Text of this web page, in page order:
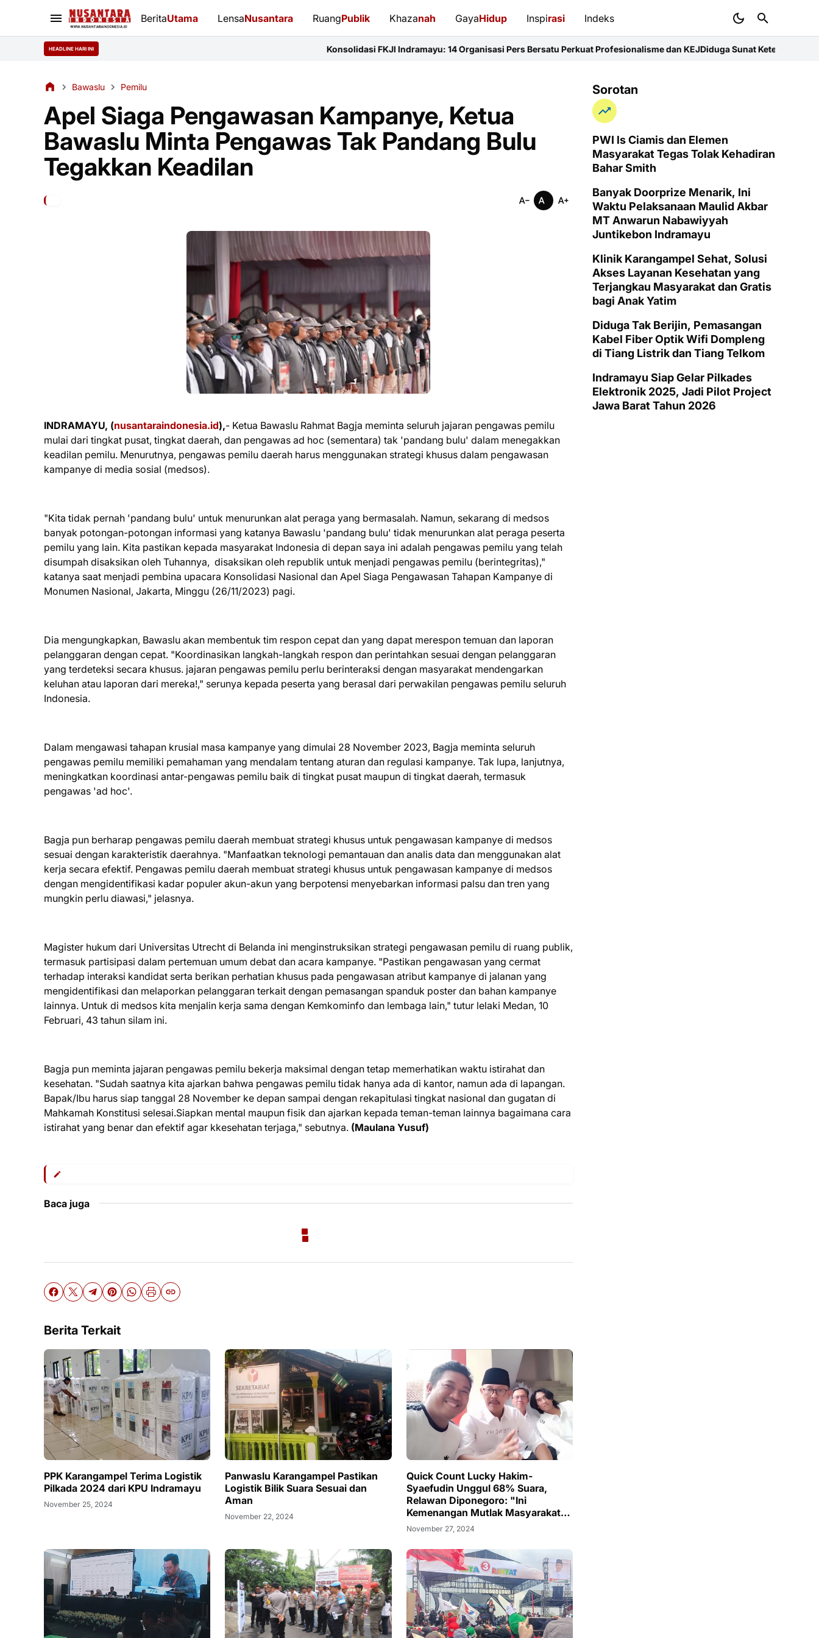
BeritaUtama LensaNusantara RuangPublik Khazanah GayaHidup Inspirasi Indeks
HEADLINE HARI INI Konsolidasi FKJI Indramayu: 14 Organisasi Pers Bersatu Perkuat Profesionalisme dan KEJDiduga Sunat Ketebalan Jalan di
Bawaslu Pemilu
Apel Siaga Pengawasan Kampanye, Ketua
Bawaslu Minta Pengawas Tak Pandang Bulu
Tegakkan Keadilan
INDRAMAYU, (nusantaraindonesia.id),- Ketua Bawaslu Rahmat Bagja meminta seluruh jajaran pengawas pemilu
mulai dari tingkat pusat, tingkat daerah, dan pengawas ad hoc (sementara) tak 'pandang bulu' dalam menegakkan
keadilan pemilu. Menurutnya, pengawas pemilu daerah harus menggunakan strategi khusus dalam pengawasan
kampanye di media sosial (medsos).
"Kita tidak pernah 'pandang bulu' untuk menurunkan alat peraga yang bermasalah. Namun, sekarang di medsos
banyak potongan-potongan informasi yang katanya Bawaslu 'pandang bulu' tidak menurunkan alat peraga peserta
pemilu yang lain. Kita pastikan kepada masyarakat Indonesia di depan saya ini adalah pengawas pemilu yang telah
disumpah disaksikan oleh Tuhannya, disaksikan oleh republik untuk menjadi pengawas pemilu (berintegritas),"
katanya saat menjadi pembina upacara Konsolidasi Nasional dan Apel Siaga Pengawasan Tahapan Kampanye di
Monumen Nasional, Jakarta, Minggu (26/11/2023) pagi.
Dia mengungkapkan, Bawaslu akan membentuk tim respon cepat dan yang dapat merespon temuan dan laporan
pelanggaran dengan cepat. "Koordinasikan langkah-langkah respon dan perintahkan sesuai dengan pelanggaran
yang terdeteksi secara khusus. jajaran pengawas pemilu perlu berinteraksi dengan masyarakat mendengarkan
keluhan atau laporan dari mereka!," serunya kepada peserta yang berasal dari perwakilan pengawas pemilu seluruh
Indonesia.
Dalam mengawasi tahapan krusial masa kampanye yang dimulai 28 November 2023, Bagja meminta seluruh
pengawas pemilu memiliki pemahaman yang mendalam tentang aturan dan regulasi kampanye. Tak lupa, lanjutnya,
meningkatkan koordinasi antar-pengawas pemilu baik di tingkat pusat maupun di tingkat daerah, termasuk
pengawas 'ad hoc'.
Bagja pun berharap pengawas pemilu daerah membuat strategi khusus untuk pengawasan kampanye di medsos
sesuai dengan karakteristik daerahnya. "Manfaatkan teknologi pemantauan dan analis data dan menggunakan alat
kerja secara efektif. Pengawas pemilu daerah membuat strategi khusus untuk pengawasan kampanye di medsos
dengan mengidentifikasi kadar populer akun-akun yang berpotensi menyebarkan informasi palsu dan tren yang
mungkin perlu diawasi," jelasnya.
Magister hukum dari Universitas Utrecht di Belanda ini menginstruksikan strategi pengawasan pemilu di ruang publik,
termasuk partisipasi dalam pertemuan umum debat dan acara kampanye. "Pastikan pengawasan yang cermat
terhadap interaksi kandidat serta berikan perhatian khusus pada pengawasan atribut kampanye di jalanan yang
mengidentifikasi dan melaporkan pelanggaran terkait dengan pemasangan spanduk poster dan bahan kampanye
lainnya. Untuk di medsos kita menjalin kerja sama dengan Kemkominfo dan lembaga lain," tutur lelaki Medan, 10
Februari, 43 tahun silam ini.
Bagja pun meminta jajaran pengawas pemilu bekerja maksimal dengan tetap memerhatikan waktu istirahat dan
kesehatan. "Sudah saatnya kita ajarkan bahwa pengawas pemilu tidak hanya ada di kantor, namun ada di lapangan.
Bapak/Ibu harus siap tanggal 28 November ke depan sampai dengan rekapitulasi tingkat nasional dan gugatan di
Mahkamah Konstitusi selesai.Siapkan mental maupun fisik dan ajarkan kepada teman-teman lainnya bagaimana cara
istirahat yang benar dan efektif agar kkesehatan terjaga," sebutnya. (Maulana Yusuf)
Baca juga
Berita Terkait
PPK Karangampel Terima Logistik
Pilkada 2024 dari KPU Indramayu
November 25, 2024
Panwaslu Karangampel Pastikan
Logistik Bilik Suara Sesuai dan
Aman
November 22, 2024
Quick Count Lucky Hakim-
Syaefudin Unggul 68% Suara,
Relawan Diponegoro: "Ini
Kemenangan Mutlak Masyarakat
Indramayu"
November 27, 2024
Sorotan
PWI ls Ciamis dan Elemen
Masyarakat Tegas Tolak Kehadiran
Bahar Smith
Banyak Doorprize Menarik, Ini
Waktu Pelaksanaan Maulid Akbar
MT Anwarun Nabawiyyah
Juntikebon Indramayu
Klinik Karangampel Sehat, Solusi
Akses Layanan Kesehatan yang
Terjangkau Masyarakat dan Gratis
bagi Anak Yatim
Diduga Tak Berijin, Pemasangan
Kabel Fiber Optik Wifi Dompleng
di Tiang Listrik dan Tiang Telkom
Indramayu Siap Gelar Pilkades
Elektronik 2025, Jadi Pilot Project
Jawa Barat Tahun 2026